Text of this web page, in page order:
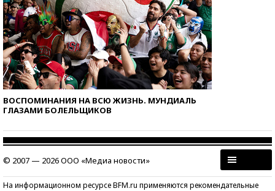
ВОСПОМИНАНИЯ НА ВСЮ ЖИЗНЬ. МУНДИАЛЬ
ГЛАЗАМИ БОЛЕЛЬЩИКОВ
© 2007 — 2026 ООО «Медиа новости»
На информационном ресурсе BFM.ru применяются рекомендательные